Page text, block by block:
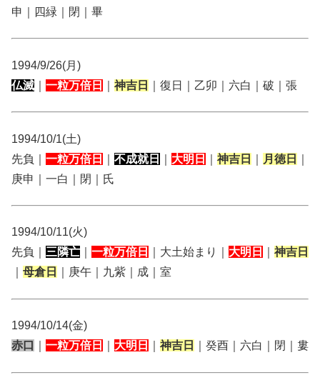
申｜四緑｜閉｜畢
1994/9/26(月)
仏滅
一粒万倍日 神吉日 ｜復日｜乙卯｜六白｜破｜張
1994/10/1(土)
先負｜ 一粒万倍日 不成就日 大明日 神吉日 月徳日
庚申｜一白｜閉｜氏
1994/10/11(火)
先負｜ 三隣亡 一粒万倍日 ｜大土始まり｜ 大明日
神吉日
母倉日 ｜庚午｜九紫｜成｜室
1994/10/14(金)
赤口
一粒万倍日 大明日 神吉日 ｜癸酉｜六白｜閉｜婁